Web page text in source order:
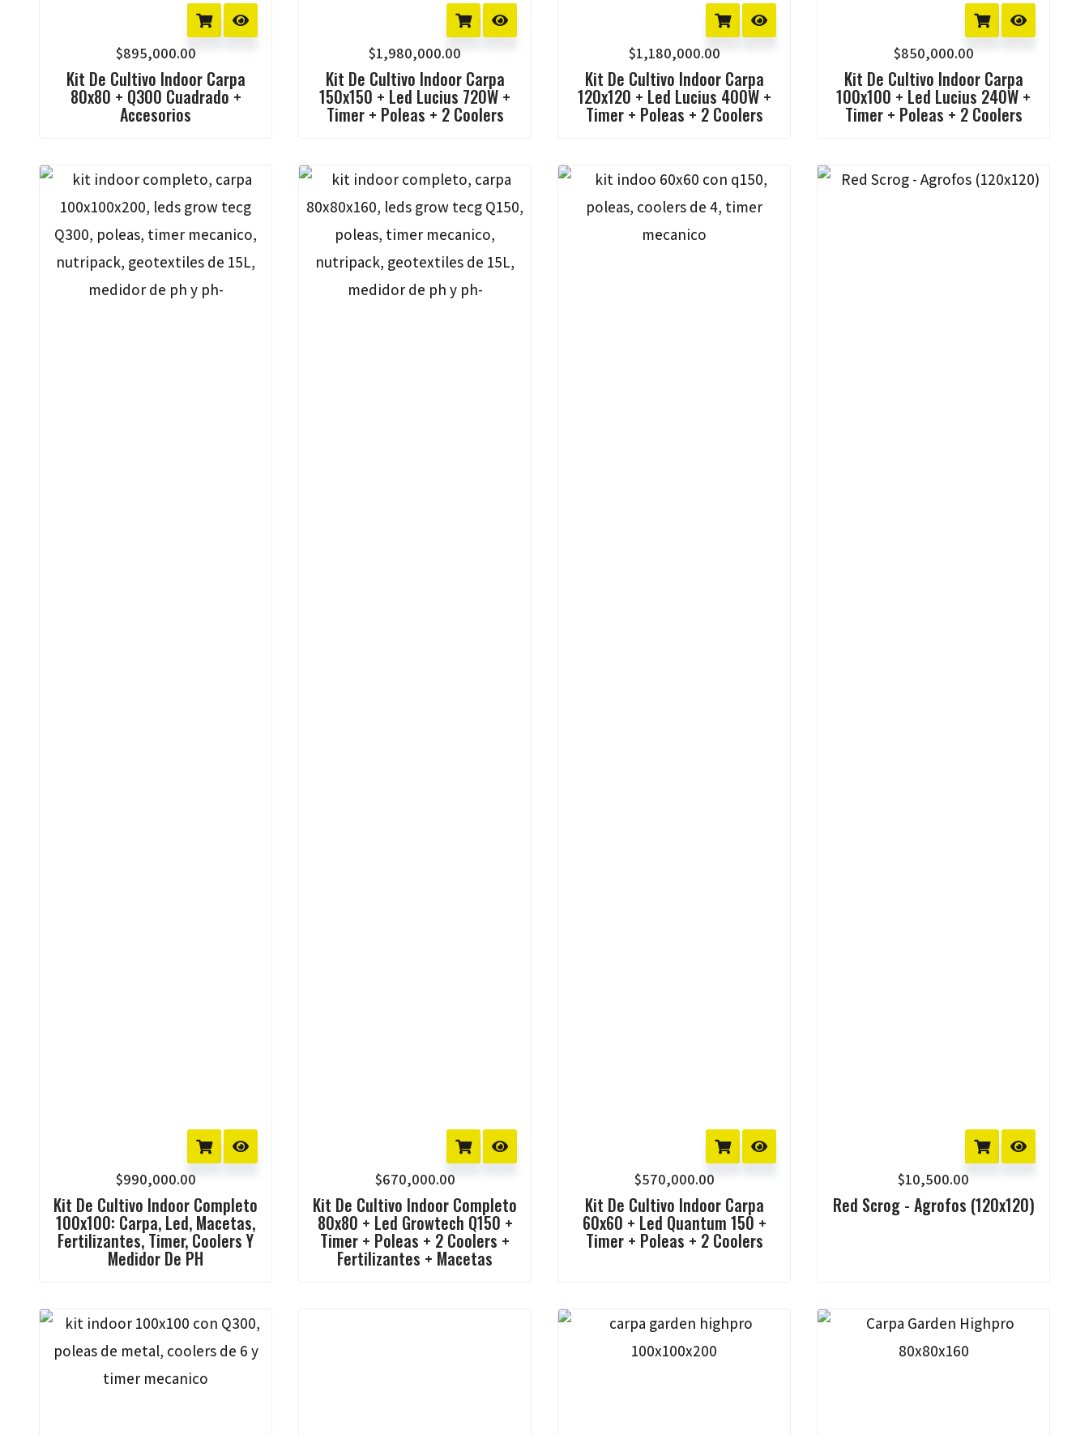
$895,000.00
Kit De Cultivo Indoor Carpa
80x80 + Q300 Cuadrado +
Accesorios
$1,980,000.00
Kit De Cultivo Indoor Carpa
150x150 + Led Lucius 720W +
Timer + Poleas + 2 Coolers
$1,180,000.00
Kit De Cultivo Indoor Carpa
120x120 + Led Lucius 400W +
Timer + Poleas + 2 Coolers
$850,000.00
Kit De Cultivo Indoor Carpa
100x100 + Led Lucius 240W +
Timer + Poleas + 2 Coolers
$990,000.00
Kit De Cultivo Indoor Completo
100x100: Carpa, Led, Macetas,
Fertilizantes, Timer, Coolers Y
Medidor De PH
$670,000.00
Kit De Cultivo Indoor Completo
80x80 + Led Growtech Q150 +
Timer + Poleas + 2 Coolers +
Fertilizantes + Macetas
$570,000.00
Kit De Cultivo Indoor Carpa
60x60 + Led Quantum 150 +
Timer + Poleas + 2 Coolers
$10,500.00
Red Scrog - Agrofos (120x120)